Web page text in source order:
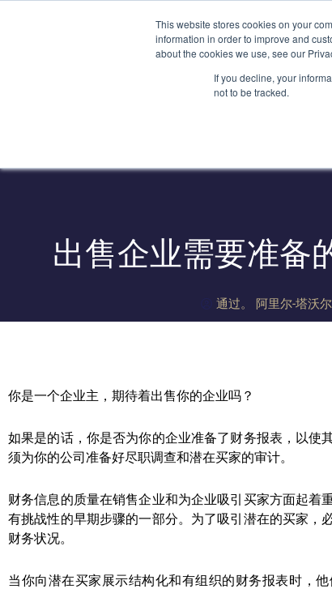
This website stores cookies on your
information in order to improve and
about the cookies we use, see our
If you decline, your
not to be tracked.
service@lions.financial 纽约州
首页
出售企业需要准备
通过。 阿里尔-塔沃尔
你是一个企业主，期待着出售你的企业吗？
如果是的话，你是否为你的企业准备了财务报表，以使
须为你的公司准备好尽职调查和潜在买家的审计。
财务信息的质量在销售企业和为企业吸引买家方面起着
有挑战性的早期步骤的一部分。为了吸引潜在的买家，
财务状况。
当你向潜在买家展示结构化和有组织的财务报表时，